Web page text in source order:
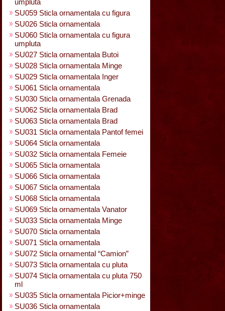
umpluta
SU059 Sticla ornamentala cu figura
SU026 Sticla ornamentala
SU060 Sticla ornamentala cu figura
umpluta
SU027 Sticla ornamentala Butoi
SU028 Sticla ornamentala Minge
SU029 Sticla ornamentala Inger
SU061 Sticla ornamentala
SU030 Sticla ornamentala Grenada
SU062 Sticla ornamentala Brad
SU063 Sticla ornamentala Brad
SU031 Sticla ornamentala Pantof femei
SU064 Sticla ornamentala
SU032 Sticla ornamentala Femeie
SU065 Sticla ornamentala
SU066 Sticla ornamentala
SU067 Sticla ornamentala
SU068 Sticla ornamentala
SU069 Sticla ornamentala Vanator
SU033 Sticla ornamentala Minge
SU070 Sticla ornamentala
SU071 Sticla ornamentala
SU072 Sticla ornamental “Camion”
SU073 Sticla ornamentala cu pluta
SU074 Sticla ornamentala cu pluta 750
ml
SU035 Sticla ornamentala Picior+minge
SU036 Sticla ornamentala